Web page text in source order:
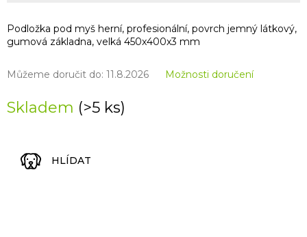
Skladem (>5 ks)
Můžeme doručit do: 11.8.2026 Možnosti doručení
Podložka pod myš herní, profesionální, povrch jemný látkový,
gumová základna, velká 450x400x3 mm
HLÍDAT